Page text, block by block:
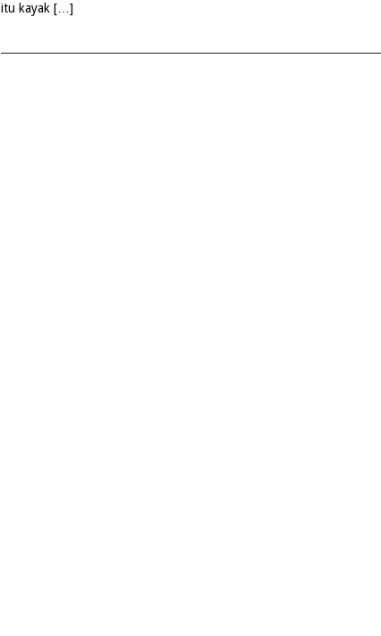
itu kayak […]